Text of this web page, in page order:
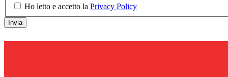
Ho letto e accetto la Privacy Policy